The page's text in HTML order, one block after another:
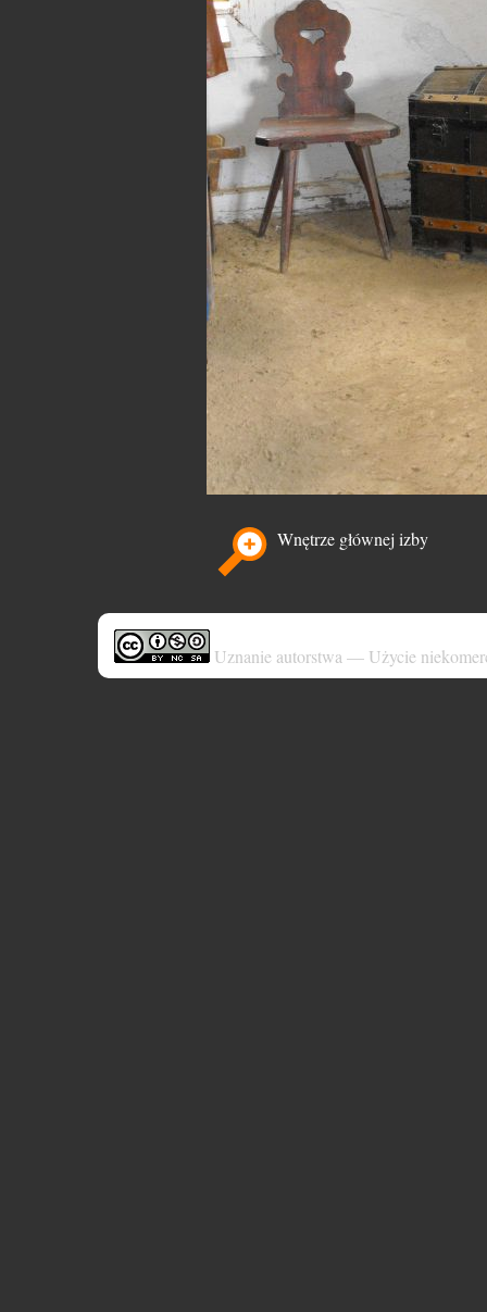
Wnętrze głównej izby
Uznanie autorstwa — Użycie